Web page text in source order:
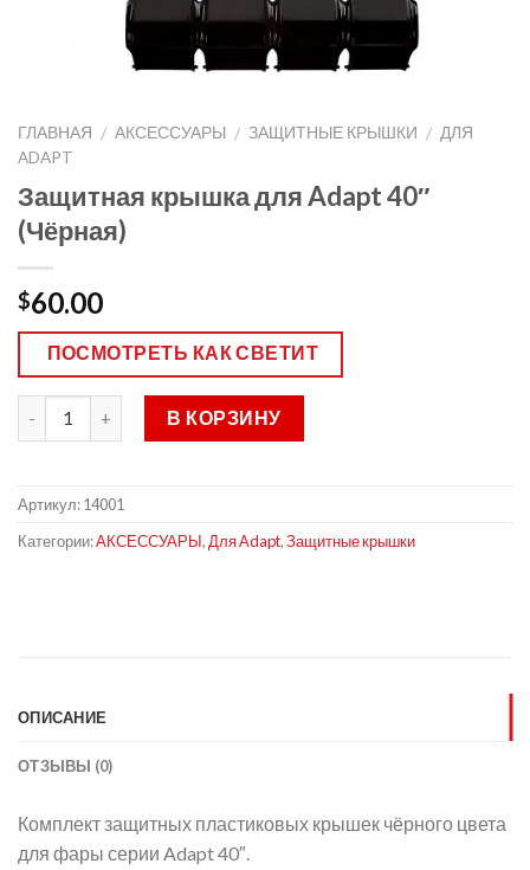
ГЛАВНАЯ / АКСЕССУАРЫ / ЗАЩИТНЫЕ КРЫШКИ / ДЛЯ
ADAPT
Защитная крышка для Adapt 40″
(Чёрная)
$60.00
ПОСМОТРЕТЬ КАК СВЕТИТ
В КОРЗИНУ
Артикул:14001
Категории:АКСЕССУАРЫ, Для Adapt,Защитные крышки
ОПИСАНИЕ
ОТЗЫВЫ (0)
Комплект защитных пластиковых крышек чёрного цвета
для фары серии Adapt 40″.